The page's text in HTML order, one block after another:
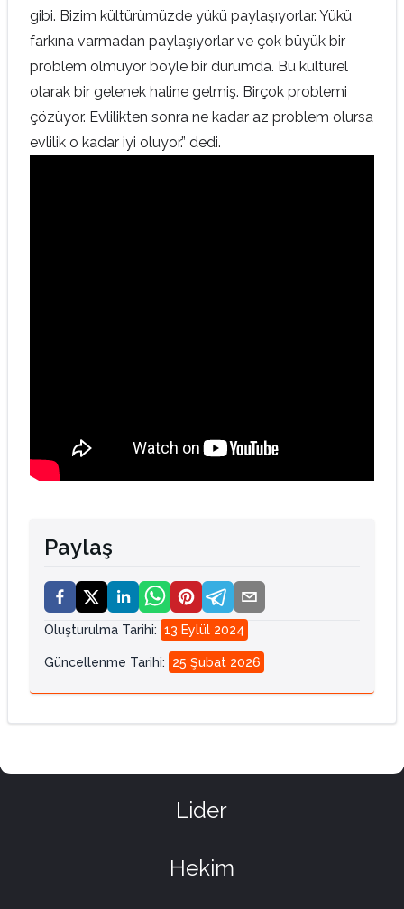
gibi. Bizim kültürümüzde yükü paylaşıyorlar. Yükü
farkına varmadan paylaşıyorlar ve çok büyük bir
problem olmuyor böyle bir durumda. Bu kültürel
olarak bir gelenek haline gelmiş. Birçok problemi
çözüyor. Evlilikten sonra ne kadar az problem olursa
evlilik o kadar iyi oluyor.” dedi.
Paylaş
Oluşturulma Tarihi: 13 Eylül 2024
Güncellenme Tarihi: 25 Şubat 2026
Lider
Hekim